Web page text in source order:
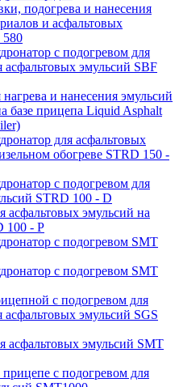
подогрева и нанесения
и асфальтовых
580
с подогревом для
асфальтовых эмульсий SBF
и нанесения эмульсий
базе прицепа Liquid Asphalt
для асфальтовых
обогреве STRD 150 -
с подогревом для
STRD 100 - D
асфальтовых эмульсий на
100 - P
с подогревом SMT
с подогревом SMT
с подогревом для
асфальтовых эмульсий SGS
асфальтовых эмульсий SMT
прицепе с подогревом для